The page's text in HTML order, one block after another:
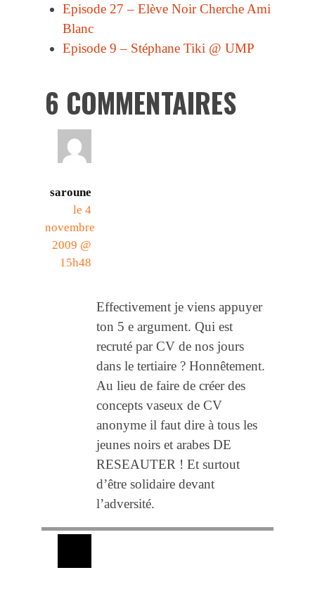
Episode 27 – Elève Noir Cherche Ami
Blanc
Episode 9 – Stéphane Tiki @ UMP
6 COMMENTAIRES
saroune
le 4
novembre
2009 @
15h48
Effectivement je viens appuyer
ton 5 e argument. Qui est
recruté par CV de nos jours
dans le tertiaire ? Honnêtement.
Au lieu de faire de créer des
concepts vaseux de CV
anonyme il faut dire à tous les
jeunes noirs et arabes DE
RESEAUTER ! Et surtout
d’être solidaire devant
l’adversité.